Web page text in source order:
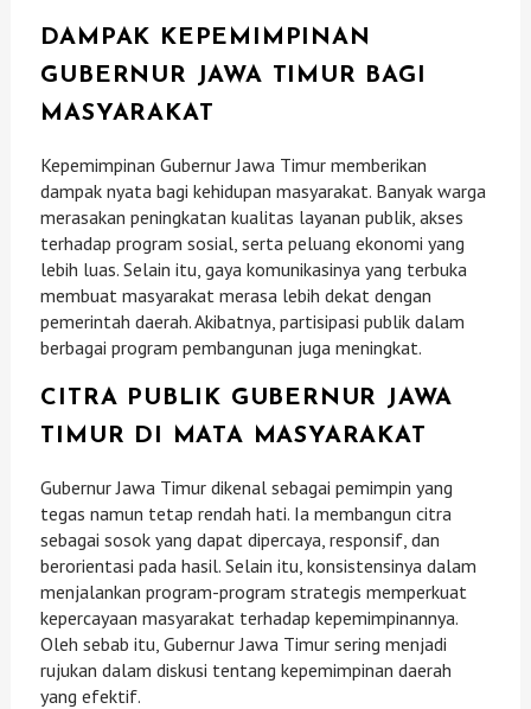
DAMPAK KEPEMIMPINAN
GUBERNUR JAWA TIMUR BAGI
MASYARAKAT
Kepemimpinan Gubernur Jawa Timur memberikan
dampak nyata bagi kehidupan masyarakat. Banyak warga
merasakan peningkatan kualitas layanan publik, akses
terhadap program sosial, serta peluang ekonomi yang
lebih luas. Selain itu, gaya komunikasinya yang terbuka
membuat masyarakat merasa lebih dekat dengan
pemerintah daerah. Akibatnya, partisipasi publik dalam
berbagai program pembangunan juga meningkat.
CITRA PUBLIK GUBERNUR JAWA
TIMUR DI MATA MASYARAKAT
Gubernur Jawa Timur dikenal sebagai pemimpin yang
tegas namun tetap rendah hati. Ia membangun citra
sebagai sosok yang dapat dipercaya, responsif, dan
berorientasi pada hasil. Selain itu, konsistensinya dalam
menjalankan program-program strategis memperkuat
kepercayaan masyarakat terhadap kepemimpinannya.
Oleh sebab itu, Gubernur Jawa Timur sering menjadi
rujukan dalam diskusi tentang kepemimpinan daerah
yang efektif.